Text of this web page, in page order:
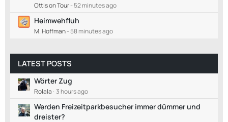
Ottis on Tour-52 minutes ago
Heimwehfluh
M. Hoffman-58 minutes ago
LATEST POSTS
Wörter Zug
Rolala 3 hours ago
Werden Freizeitparkbesucher immer dümmer und
dreister?